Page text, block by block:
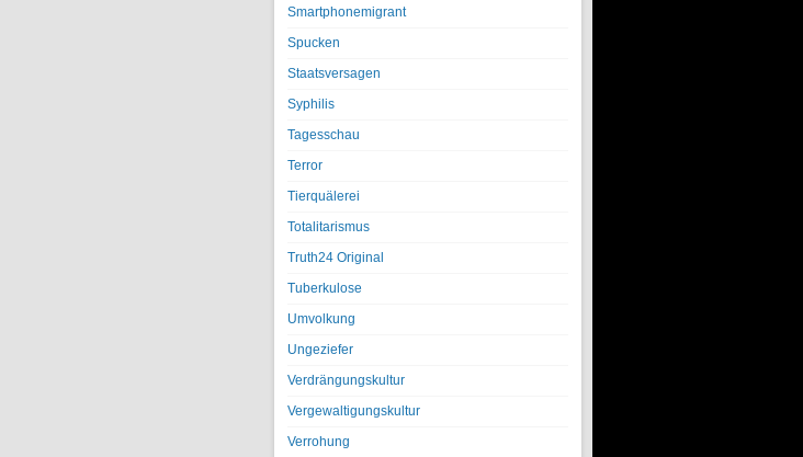
Smartphonemigrant
Spucken
Staatsversagen
Syphilis
Tagesschau
Terror
Tierquälerei
Totalitarismus
Truth24 Original
Tuberkulose
Umvolkung
Ungeziefer
Verdrängungskultur
Vergewaltigungskultur
Verrohung